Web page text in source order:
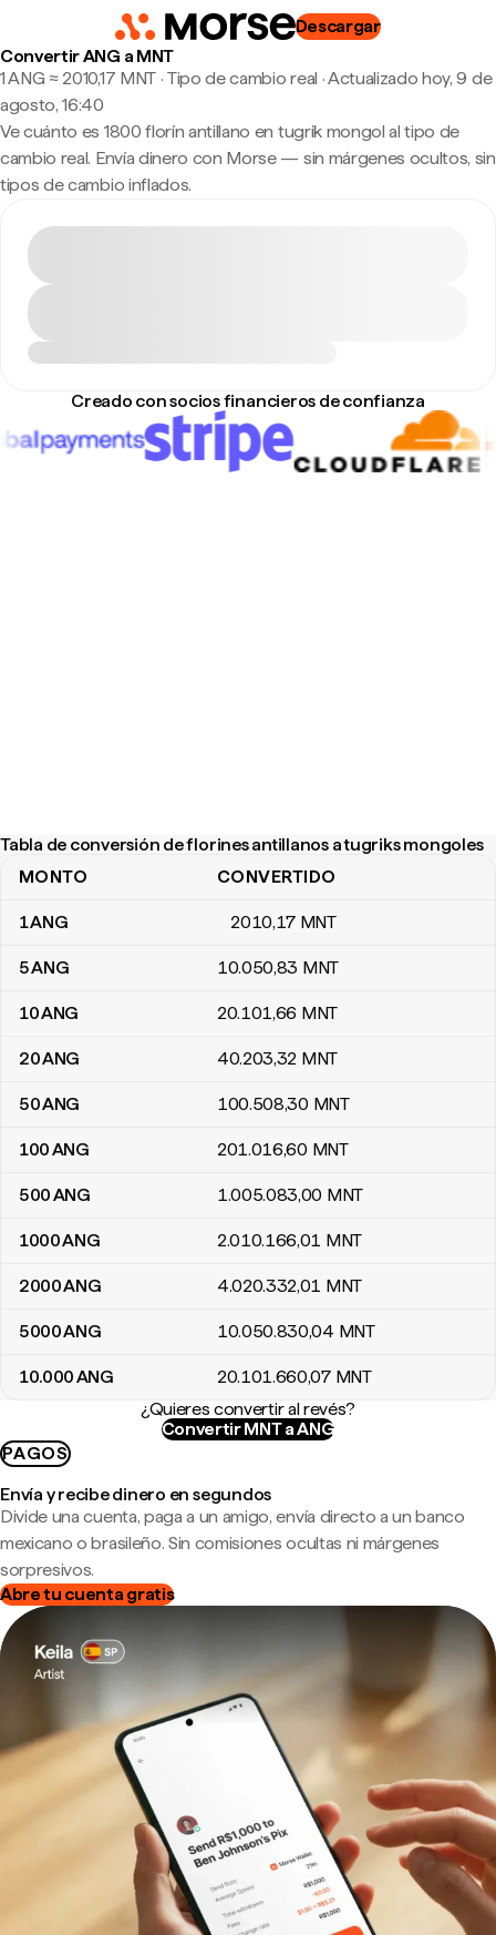
Descargar
Convertir ANG a MNT
1 ANG ≈ 2010,17 MNT · Tipo de cambio real ·Actualizado hoy, 9 de
agosto, 16:40
Ve cuánto es 1800 florín antillano en tugrik mongol al tipo de
cambio real. Envía dinero con Morse — sin márgenes ocultos, sin
tipos de cambio inflados.
Creado con socios financieros de confianza
Tabla de conversión de florines antillanos a tugriks mongoles
Tabla de conversión de florines antillanos a tugriks mongoles
MONTO CONVERTIDO
1ANG 2010,17 MNT
5ANG 10.050,83 MNT
10ANG 20.101,66 MNT
20ANG 40.203,32 MNT
50ANG 100.508,30 MNT
100ANG 201.016,60 MNT
500ANG 1.005.083,00 MNT
1000ANG 2.010.166,01 MNT
2000ANG 4.020.332,01 MNT
5000ANG 10.050.830,04 MNT
10.000ANG 20.101.660,07 MNT
¿Quieres convertir al revés?
Convertir MNT a ANG
PAGOS
Envía y recibe dinero en segundos
Divide una cuenta, paga a un amigo, envía directo a un banco
mexicano o brasileño. Sin comisiones ocultas ni márgenes
sorpresivos.
Abre tu cuenta gratis